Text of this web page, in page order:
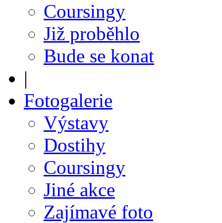
Coursingy
Již proběhlo
Bude se konat
|
Fotogalerie
Výstavy
Dostihy
Coursingy
Jiné akce
Zajímavé foto